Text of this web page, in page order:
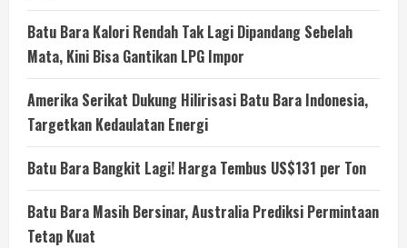
Batu Bara Kalori Rendah Tak Lagi Dipandang Sebelah
Mata, Kini Bisa Gantikan LPG Impor
Amerika Serikat Dukung Hilirisasi Batu Bara Indonesia,
Targetkan Kedaulatan Energi
Batu Bara Bangkit Lagi! Harga Tembus US$131 per Ton
Batu Bara Masih Bersinar, Australia Prediksi Permintaan
Tetap Kuat